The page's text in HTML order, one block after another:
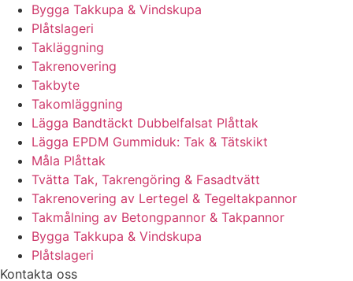
Bygga Takkupa & Vindskupa
Plåtslageri
Takläggning
Takrenovering
Takbyte
Takomläggning
Lägga Bandtäckt Dubbelfalsat Plåttak
Lägga EPDM Gummiduk: Tak & Tätskikt
Måla Plåttak
Tvätta Tak, Takrengöring & Fasadtvätt
Takrenovering av Lertegel & Tegeltakpannor
Takmålning av Betongpannor & Takpannor
Bygga Takkupa & Vindskupa
Plåtslageri
Kontakta oss